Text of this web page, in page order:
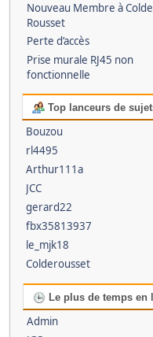
Nouveau Membre à Colde
Rousset
Perte d’accès
Prise murale RJ45 non
fonctionnelle
Top lanceurs de
Bouzou
rl4495
Arthur111a
JCC
gerard22
fbx35813937
le_mjk18
Colderousset
Le plus de temps en
Admin